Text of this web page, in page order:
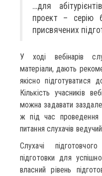
…для
проект – серію
присвячених
У ході вебінарів
матеріали, дають
якісно
Кількість учасників
можна задавати
ж під час проведення
питання слухачів
Слухачі
підготовки для
власний рівень